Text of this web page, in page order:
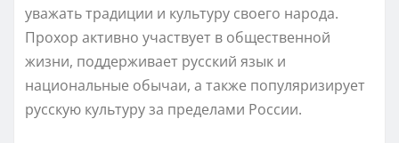
уважать традиции и культуру своего народа.
Прохор активно участвует в общественной
жизни, поддерживает русский язык и
национальные обычаи, а также популяризирует
русскую культуру за пределами России.